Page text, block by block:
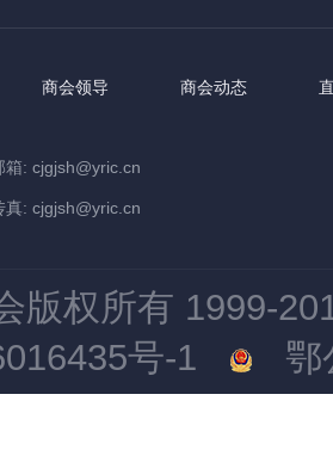
商会领导 商会动态
箱: cjgjsh@yric.cn
真: cjgjsh@yric.cn
版权所有 1999-
号-1
鄂